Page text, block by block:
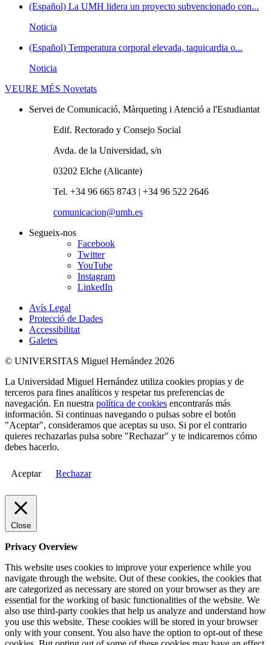
(Español) La UMH lidera un proyecto subvencionado con...
Noticia
(Español) Temperatura corporal elevada, taquicardia o...
Noticia
VEURE MÉS Novetats
Servei de Comunicació, Màrqueting i Atenció a l'Estudiantat
Edif. Rectorado y Consejo Social
Avda. de la Universidad, s/n
03202 Elche (Alicante)
Tel. +34 96 665 8743 | +34 96 522 2646
comunicacion@umh.es
Segueix-nos
Facebook
Twitter
YouTube
Instagram
LinkedIn
Avís Legal
Protecció de Dades
Accessibilitat
Galetes
© UNIVERSITAS Miguel Hernández 2026
La Universidad Miguel Hernández utiliza cookies propias y de
terceros para fines analíticos y respetar tus preferencias de
navegación. En nuestra política de cookies encontrarás más
información. Si continuas navegando o pulsas sobre el botón
"Aceptar", consideramos que aceptas su uso. Si por el contrario
quieres rechazarlas pulsa sobre "Rechazar" y te indicaremos cómo
debes hacerlo.
Aceptar Rechazar
Close
Privacy Overview
This website uses cookies to improve your experience while you
navigate through the website. Out of these cookies, the cookies that
are categorized as necessary are stored on your browser as they are
essential for the working of basic functionalities of the website. We
also use third-party cookies that help us analyze and understand how
you use this website. These cookies will be stored in your browser
only with your consent. You also have the option to opt-out of these